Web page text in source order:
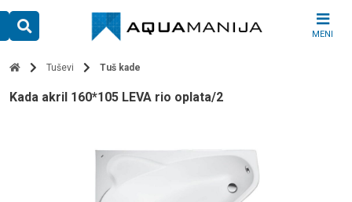
content
MENI
Tuševi Tuš kade
kada akril 160*105 LEVA rio oplata/2